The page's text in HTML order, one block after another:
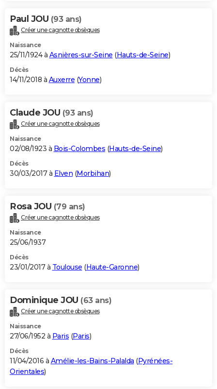
Paul JOU (93 ans)
Créer une cagnotte obsèques
Naissance
25/11/1924 à Asnières-sur-Seine (Hauts-de-Seine)
Décès
14/11/2018 à Auxerre (Yonne)
Claude JOU (93 ans)
Créer une cagnotte obsèques
Naissance
02/08/1923 à Bois-Colombes (Hauts-de-Seine)
Décès
30/03/2017 à Elven (Morbihan)
Rosa JOU (79 ans)
Créer une cagnotte obsèques
Naissance
25/06/1937
Décès
23/01/2017 à Toulouse (Haute-Garonne)
Dominique JOU (63 ans)
Créer une cagnotte obsèques
Naissance
27/06/1952 à Paris (Paris)
Décès
11/04/2016 à Amélie-les-Bains-Palalda (Pyrénées-
Orientales)